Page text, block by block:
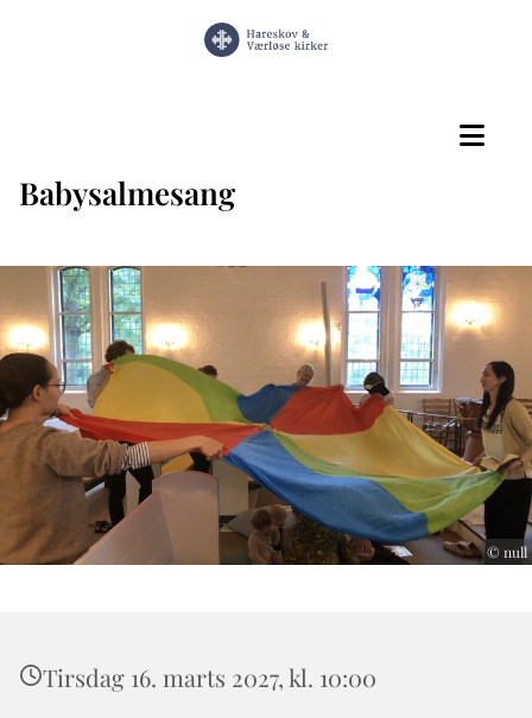
Babysalmesang
© null
Tirsdag 16. marts 2027, kl. 10:00